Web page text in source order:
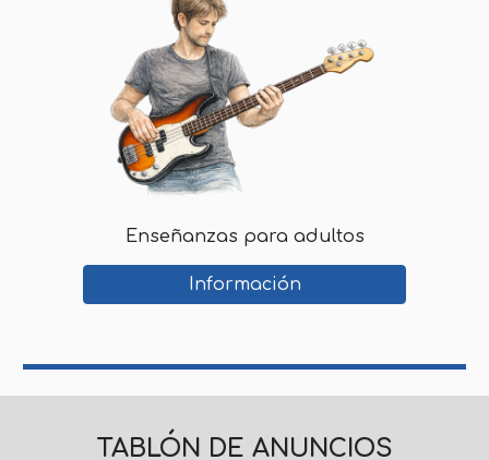
Enseñanzas para adultos
Información
TABLÓN DE ANUNCIOS